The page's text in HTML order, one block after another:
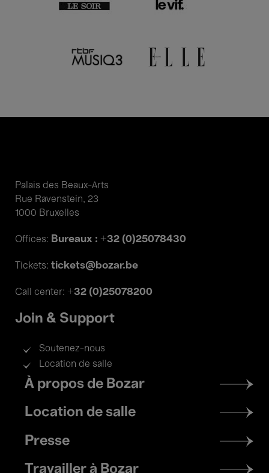
Palais des Beaux-Arts
Rue Ravenstein, 23
1000 Bruxelles
Offices: Bureaux : +32 (0)25078430
Tickets: tickets@bozar.be
Call center: +32 (0)25078200
Join & Support
Soutenez-nous
Location de salle
Footer
menu
À propos de Bozar
Location de salle
Presse
Travailler à Bozar